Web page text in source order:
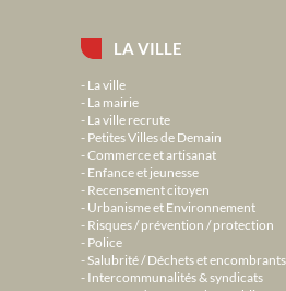
LA VILLE
La ville
La mairie
La ville recrute
Petites Villes de Demain
Commerce et artisanat
Enfance et jeunesse
Recensement citoyen
Urbanisme et Environnement
Risques / prévention / protection
Police
Salubrité / Déchets et encombrants
Intercommunalités & syndicats